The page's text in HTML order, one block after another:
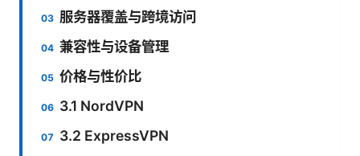
服务器覆盖与跨境访问
兼容性与设备管理
价格与性价比
3.1 NordVPN
3.2 ExpressVPN